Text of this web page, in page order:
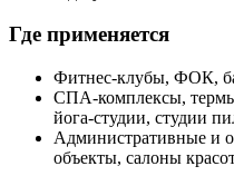
Где применяется
Фитнес-клубы, ФОК,
СПА-комплексы,
йога-студии, студии
Административные и
объекты, салоны